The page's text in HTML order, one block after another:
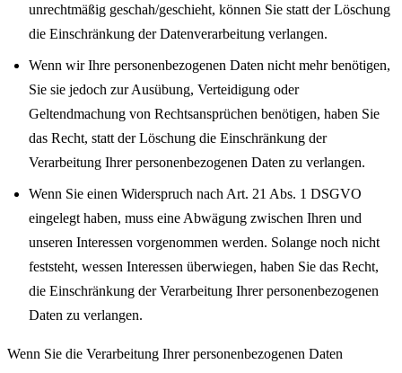
unrechtmäßig geschah/geschieht, können Sie statt der Löschung
die Einschränkung der Datenverarbeitung verlangen.
Wenn wir Ihre personenbezogenen Daten nicht mehr benötigen,
Sie sie jedoch zur Ausübung, Verteidigung oder
Geltendmachung von Rechtsansprüchen benötigen, haben Sie
das Recht, statt der Löschung die Einschränkung der
Verarbeitung Ihrer personenbezogenen Daten zu verlangen.
Wenn Sie einen Widerspruch nach Art. 21 Abs. 1 DSGVO
eingelegt haben, muss eine Abwägung zwischen Ihren und
unseren Interessen vorgenommen werden. Solange noch nicht
feststeht, wessen Interessen überwiegen, haben Sie das Recht,
die Einschränkung der Verarbeitung Ihrer personenbezogenen
Daten zu verlangen.
Wenn Sie die Verarbeitung Ihrer personenbezogenen Daten